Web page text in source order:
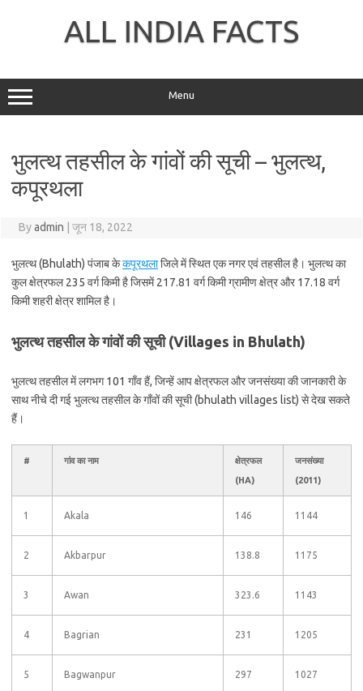
ALL INDIA FACTS
Menu
भुलत्थ तहसील के गांवों की सूची – भुलत्थ,
कपूरथला
Byadmin जून 18, 2022
भुलत्थ (Bhulath) पंजाब केकपूरथलाजिले में स्थित एक नगर एवं तहसील है। भुलत्थ का
कुल क्षेत्रफल 235 वर्ग किमी है जिसमें 217.81 वर्ग किमी ग्रामीण क्षेत्र और 17.18 वर्ग
किमी शहरी क्षेत्र शामिल है।
भुलत्थ तहसील के गांवों की सूची (Villages in Bhulath)
भुलत्थ तहसील में लगभग 101 गाँव हैं, जिन्हें आप क्षेत्रफल और जनसंख्या की जानकारी के
साथ नीचे दी गई भुलत्थ तहसील के गाँवों की सूची (bhulath villages list) से देख सकते
हैं।
# गांव का नाम
क्षेत्रफल
(HA)
जनसंख्या
(2011)
1 Akala 146 1144
2 Akbarpur 138.8 1175
3 Awan 323.6 1143
4 Bagrian 231 1205
5 Bagwanpur 297 1027